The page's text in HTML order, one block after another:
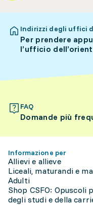
Indirizzi degli uffici
Per prendere
l’ufficio
FAQ
Domande più
Informazione per
Allievi e allieve
Liceali, maturandi e
Adulti
Shop CSFO: Opuscoli
degli studi e della